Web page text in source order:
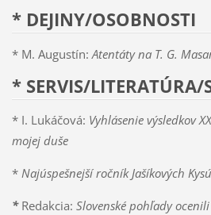
* DEJINY/OSOBNOSTI
* M. Augustín: Atentáty na T. G.
* SERVIS/LITERATÚRA/
* I. Lukáčová: Vyhlásenie výsledkov
mojej duše
* Najúspešnejší ročník Jašíkových
* Redakcia: Slovenské pohľady